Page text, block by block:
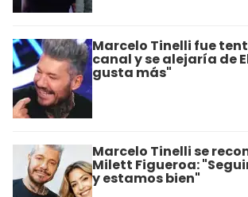
Marcelo Tinelli fue
canal y se alejaría de
gusta más"
Marcelo Tinelli se
Milett Figueroa:
y estamos bien"